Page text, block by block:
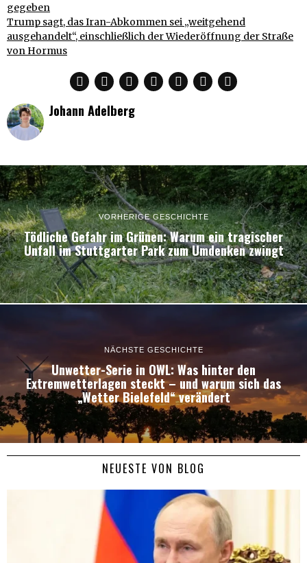
gegeben
Trump sagt, das Iran-Abkommen sei „weitgehend
ausgehandelt“, einschließlich der Wiederöffnung der Straße
von Hormus
Johann Adelberg
VORHERIGE GESCHICHTE
Tödliche Gefahr im Grünen: Warum ein tragischer
Unfall im Stuttgarter Park zum Umdenken zwingt
NÄCHSTE GESCHICHTE
Unwetter-Serie in OWL: Was hinter den
Extremwetterlagen steckt – und warum sich das
„Wetter Bielefeld“ verändert
NEUESTE VON BLOG